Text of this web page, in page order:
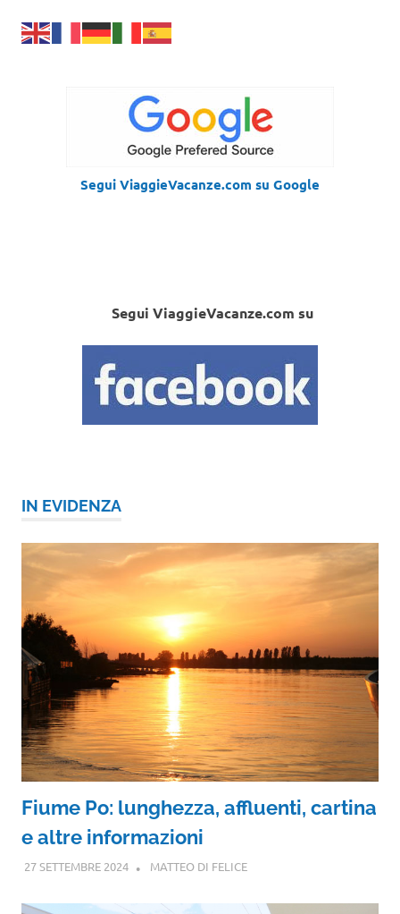
Segui ViaggieVacanze.com su Google
Segui ViaggieVacanze.com su
IN EVIDENZA
Fiume Po: lunghezza, affluenti, cartina
e altre informazioni
27 SETTEMBRE 2024 MATTEO DI FELICE